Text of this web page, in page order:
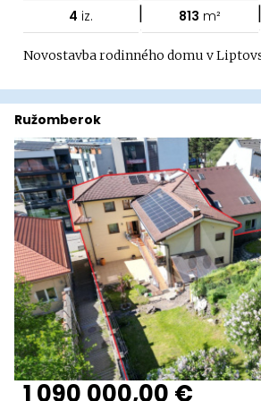
4 iz. | 813 m² |
Novostavba rodinného domu v
Ružomberok
1 090 000,00 €